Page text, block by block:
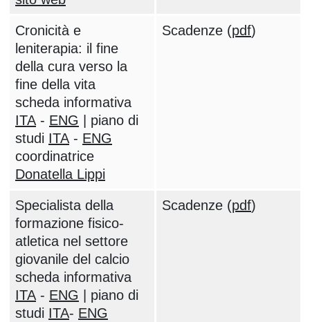
Cronicità e
leniterapia: il fine
della cura verso la
fine della vita
scheda informativa
ITA- ENG | piano di
studi ITA- ENG
coordinatrice
Donatella Lippi
Scadenze (pdf)
Specialista della
formazione fisico-
atletica nel settore
giovanile del calcio
scheda informativa
ITA- ENG | piano di
studi ITA- ENG
Scadenze (pdf)